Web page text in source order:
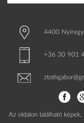
4400
+36 30 901
Az oldalon található képek,